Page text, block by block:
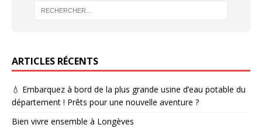
ARTICLES RÉCENTS
💧 Embarquez à bord de la plus grande usine d’eau potable du
département ! Prêts pour une nouvelle aventure ?
Bien vivre ensemble à Longèves